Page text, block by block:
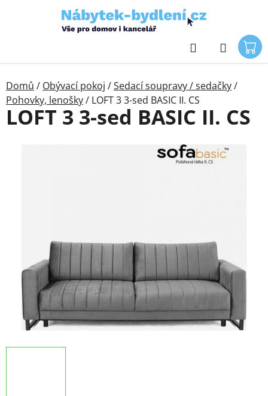
Hledat
Domů / Obývací pokoj /Sedací soupravy / sedačky/
Pohovky, lenošky/ LOFT 3 3-sed BASIC II. CS
LOFT 3 3-sed BASIC II. CS